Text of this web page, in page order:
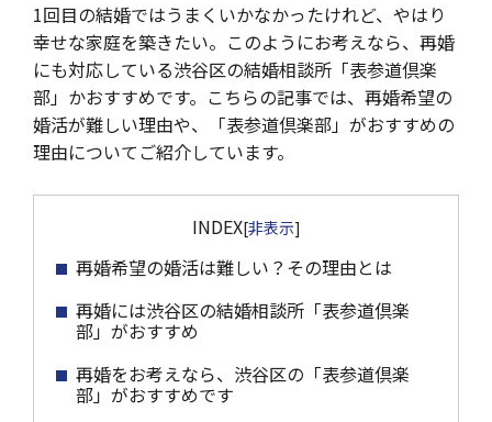
1回目の結婚ではうまくいかなかったけれど、やはり
幸せな家庭を築きたい。このようにお考えなら、再婚
にも対応している渋谷区の結婚相談所「表参道倶楽
部」かおすすめです。こちらの記事では、再婚希望の
婚活が難しい理由や、「表参道倶楽部」がおすすめの
理由についてご紹介しています。
INDEX[非表示]
再婚希望の婚活は難しい？その理由とは
再婚には渋谷区の結婚相談所「表参道倶楽
部」がおすすめ
再婚をお考えなら、渋谷区の「表参道倶楽
部」がおすすめです